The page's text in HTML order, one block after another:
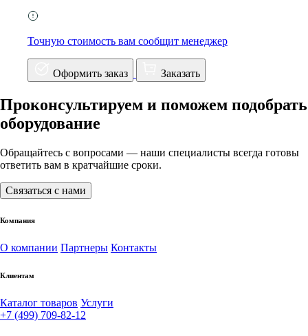
Точную стоимость вам сообщит менеджер
Оформить заказ Заказать
Проконсультируем и поможем подобрать
оборудование
Обращайтесь с вопросами — наши специалисты всегда готовы
ответить вам в кратчайшие сроки.
Связаться с нами
Компания
О компании Партнеры Контакты
Клиентам
Каталог товаров Услуги
+7 (499) 709-82-12